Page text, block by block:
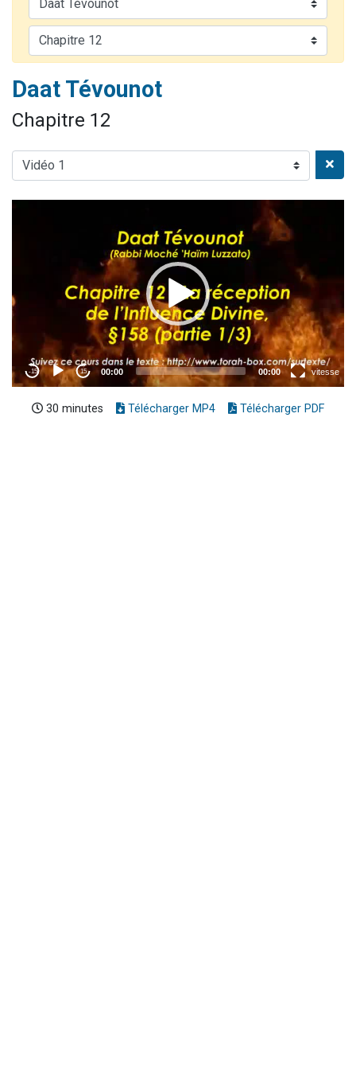
3 personnes viennent de faire un don pour 5 jours de vacances aux Orphelins
Odaya vient de donner son Maasser
2 personnes viennent de faire un don pour Tsédaka : pauvres d'Israel
Daat Tévounot
Chapitre 12
30 minutes Télécharger MP4 Télécharger PDF